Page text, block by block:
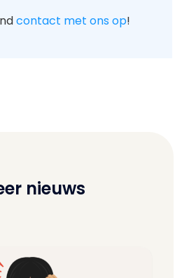
contact met ons op!
nieuws